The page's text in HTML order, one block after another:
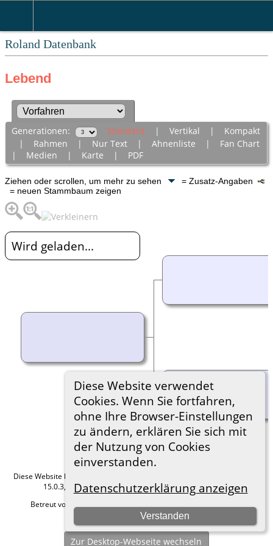
Roland Datenbank
Diese Website verwendet
Cookies. Wenn Sie fortfahren,
ohne Ihre Browser-Einstellungen
zu ändern, erklären Sie sich mit
der Nutzung von Cookies
einverstanden.
Datenschutzerklärung anzeigen
Verstanden
Lebend
Generationen: Standard | Vertikal | Kompakt
| Rahmen | Nur Text| Ahnenliste | Fan Chart
| Medien | Karte | PDF
Ziehen oder scrollen, um mehr zu sehen
= Zusatz-Angaben
= neuen Stammbaum zeigen
Wird geladen...
Diese Website läuft mit
15.0.3, programmiert von Darrin Lythgoe © 2001-2026.
Betreut von
Hier geht es zum Impressum
Zur Desktop-Webseite wechseln